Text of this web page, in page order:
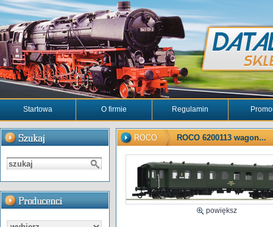
Startowa O firmie Regulamin
ROCO ROCO 6200113 wagon...
powiększ